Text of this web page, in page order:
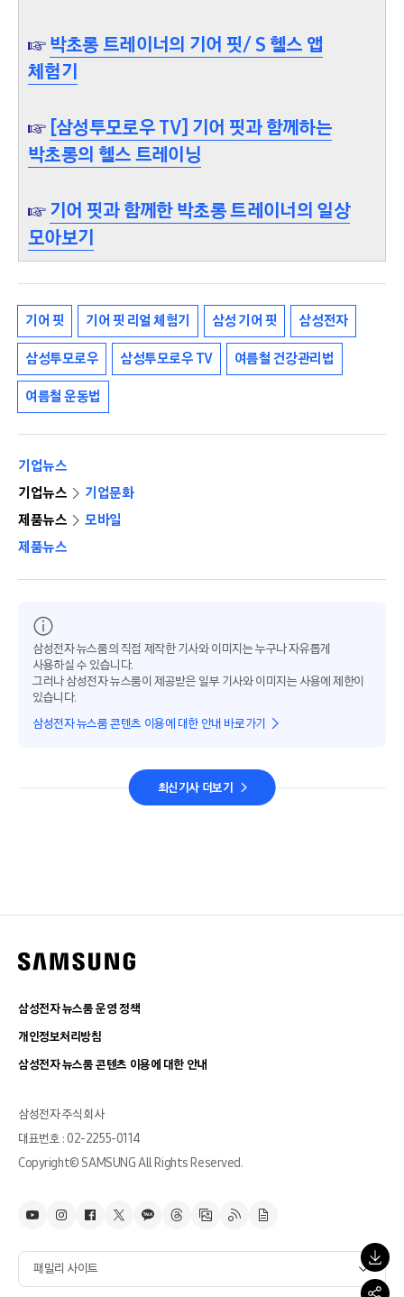
☞박초롱 트레이너의 기어 핏/ S 헬스 앱
체험기
☞ [삼성투모로우 TV] 기어 핏과 함께하는
박초롱의 헬스 트레이닝
☞기어 핏과 함께한 박초롱 트레이너의 일상
모아보기
기어 핏 기어 핏 리얼 체험기 삼성 기어 핏 삼성전자
삼성투모로우 삼성투모로우 TV 여름철 건강관리법
여름철 운동법
기업뉴스
기업뉴스
기업문화
제품뉴스
모바일
제품뉴스
삼성전자 뉴스룸의 직접 제작한 기사와 이미지는 누구나 자유롭게
사용하실 수 있습니다.
그러나 삼성전자 뉴스룸이 제공받은 일부 기사와 이미지는 사용에 제한이
있습니다.
삼성전자 뉴스룸 콘텐츠 이용에 대한 안내 바로가기
최신기사 더보기
삼성전자 뉴스룸 운영 정책
개인정보처리방침
삼성전자 뉴스룸 콘텐츠 이용에 대한 안내
삼성전자 주식회사
대표번호 : 02-2255-0114
Copyright© SAMSUNG All Rights Reserved.
패밀리 사이트